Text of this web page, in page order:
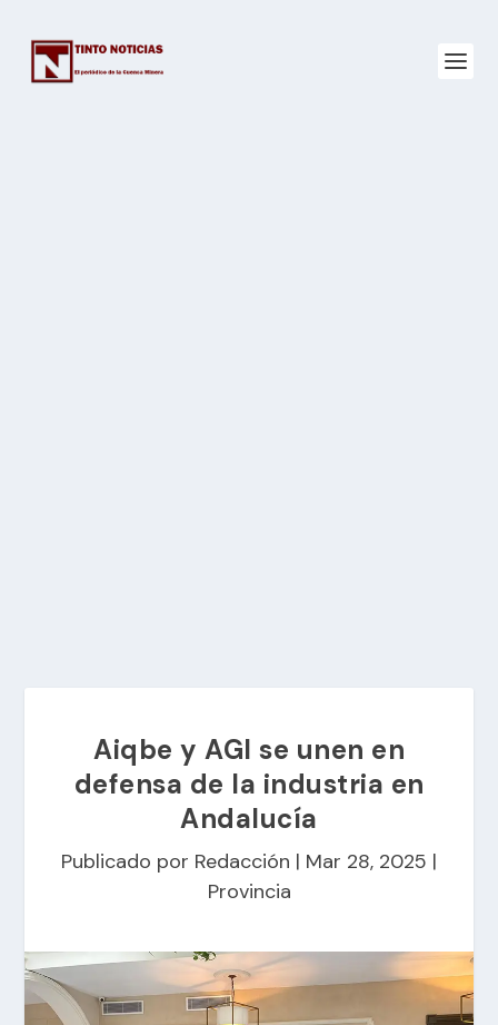
Aiqbe y AGI se unen en
defensa de la industria en
Andalucía
Publicado por Redacción | Mar 28, 2025 |
Provincia